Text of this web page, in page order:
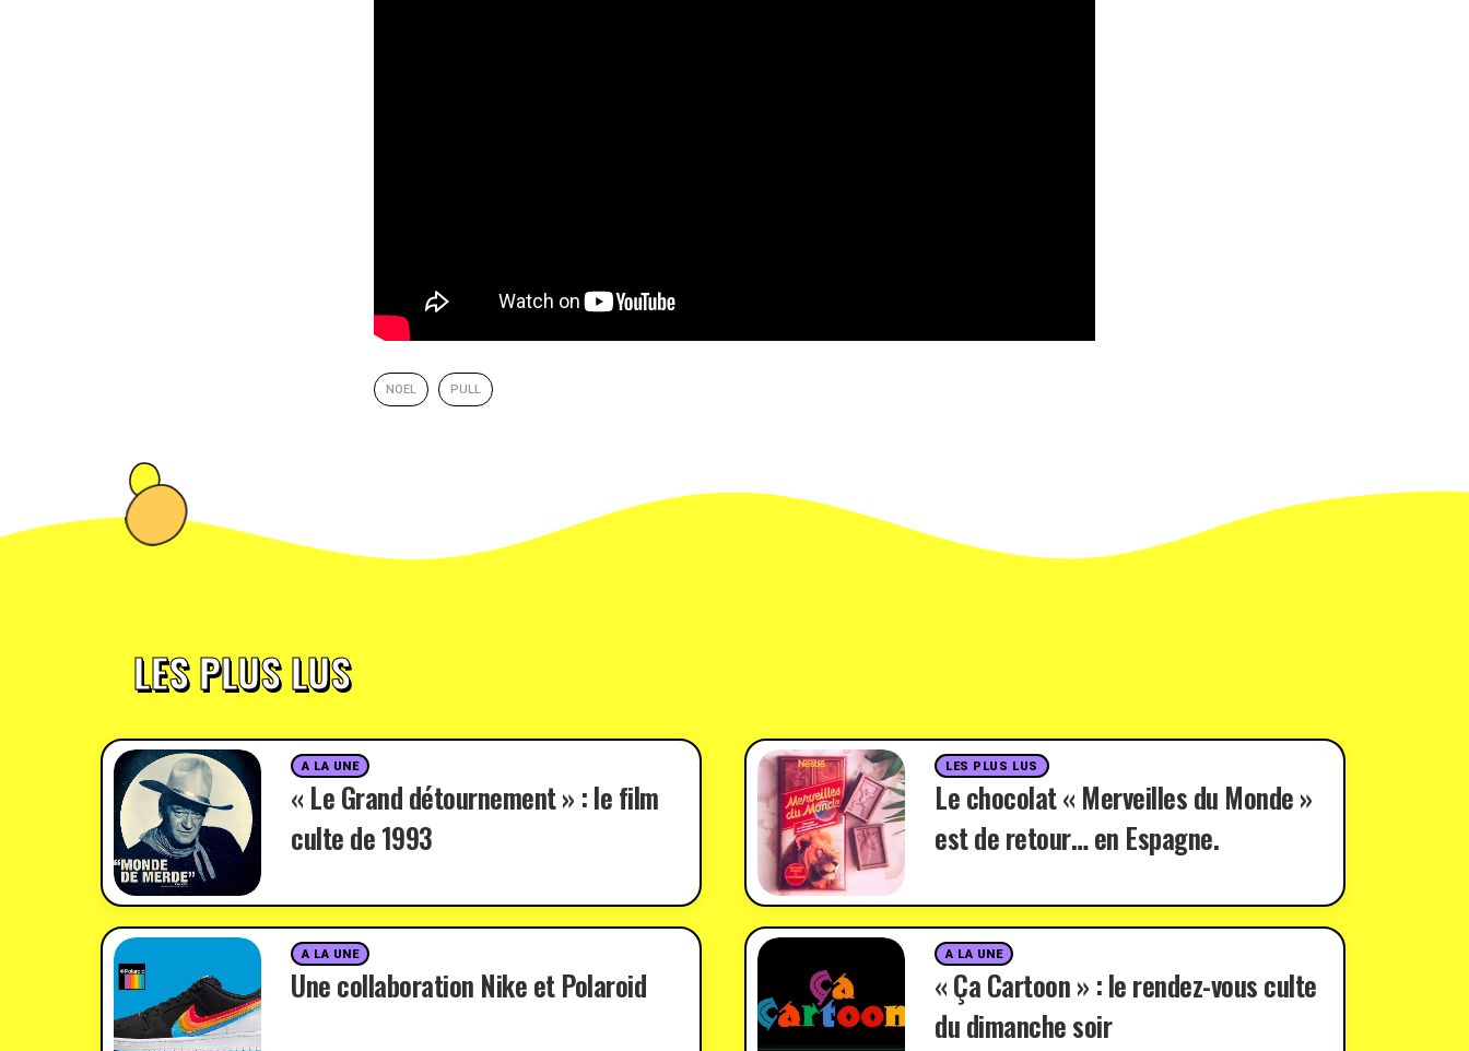
NOEL PULL
LES PLUS LUS
A LA UNE
« Le Grand détournement » : le film
culte de 1993
LES PLUS LUS
Le chocolat « Merveilles du Monde »
est de retour… en Espagne.
A LA UNE
Une collaboration Nike et Polaroid
A LA UNE
« Ça Cartoon » : le rendez-vous culte
du dimanche soir